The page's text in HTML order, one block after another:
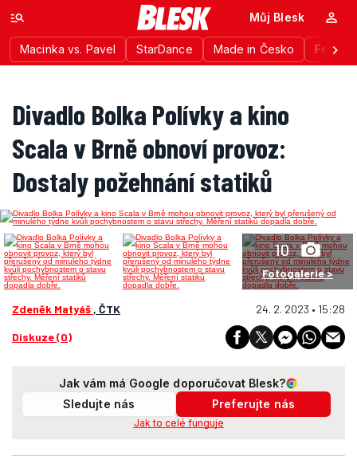
Macinka vs. Pavel StarDance Made in Česko
Můj Blesk
Divadlo Bolka Polívky a kino
Scala v Brně obnoví provoz:
Dostaly požehnání statiků
10
Fotogalerie >
Zdeněk Matyáš , ČTK 24. 2. 2023 • 15:28
Diskuze (0)
Jak vám má Google doporučovat Blesk?
Sledujte nás
Preferujte nás
Jak to celé funguje